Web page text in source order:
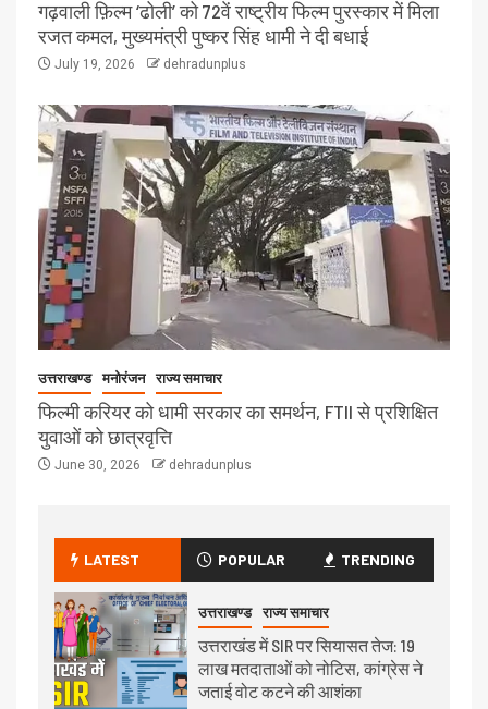
गढ़वाली फ़िल्म ‘ढोली’ को 72वें राष्ट्रीय फिल्म पुरस्कार में मिला
रजत कमल, मुख्यमंत्री पुष्कर सिंह धामी ने दी बधाई
July 19, 2026 dehradunplus
उत्तराखण्ड मनोरंजन राज्य समाचार
फिल्मी करियर को धामी सरकार का समर्थन, FTII से प्रशिक्षित
युवाओं को छात्रवृत्ति
June 30, 2026 dehradunplus
LATEST POPULAR TRENDING
उत्तराखण्ड राज्य समाचार
उत्तराखंड में SIR पर सियासत तेज: 19
लाख मतदाताओं को नोटिस, कांग्रेस ने
जताई वोट कटने की आशंका